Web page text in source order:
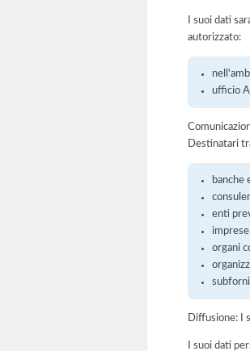
I suoi dati
autorizzato:
ufficio
Destinatari
banche
enti
organi
Diffusione: I
I suoi dati